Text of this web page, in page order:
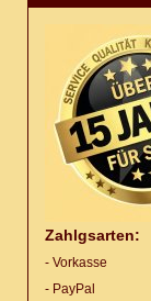
Zahlgsarten:
- Vorkasse
- PayPal